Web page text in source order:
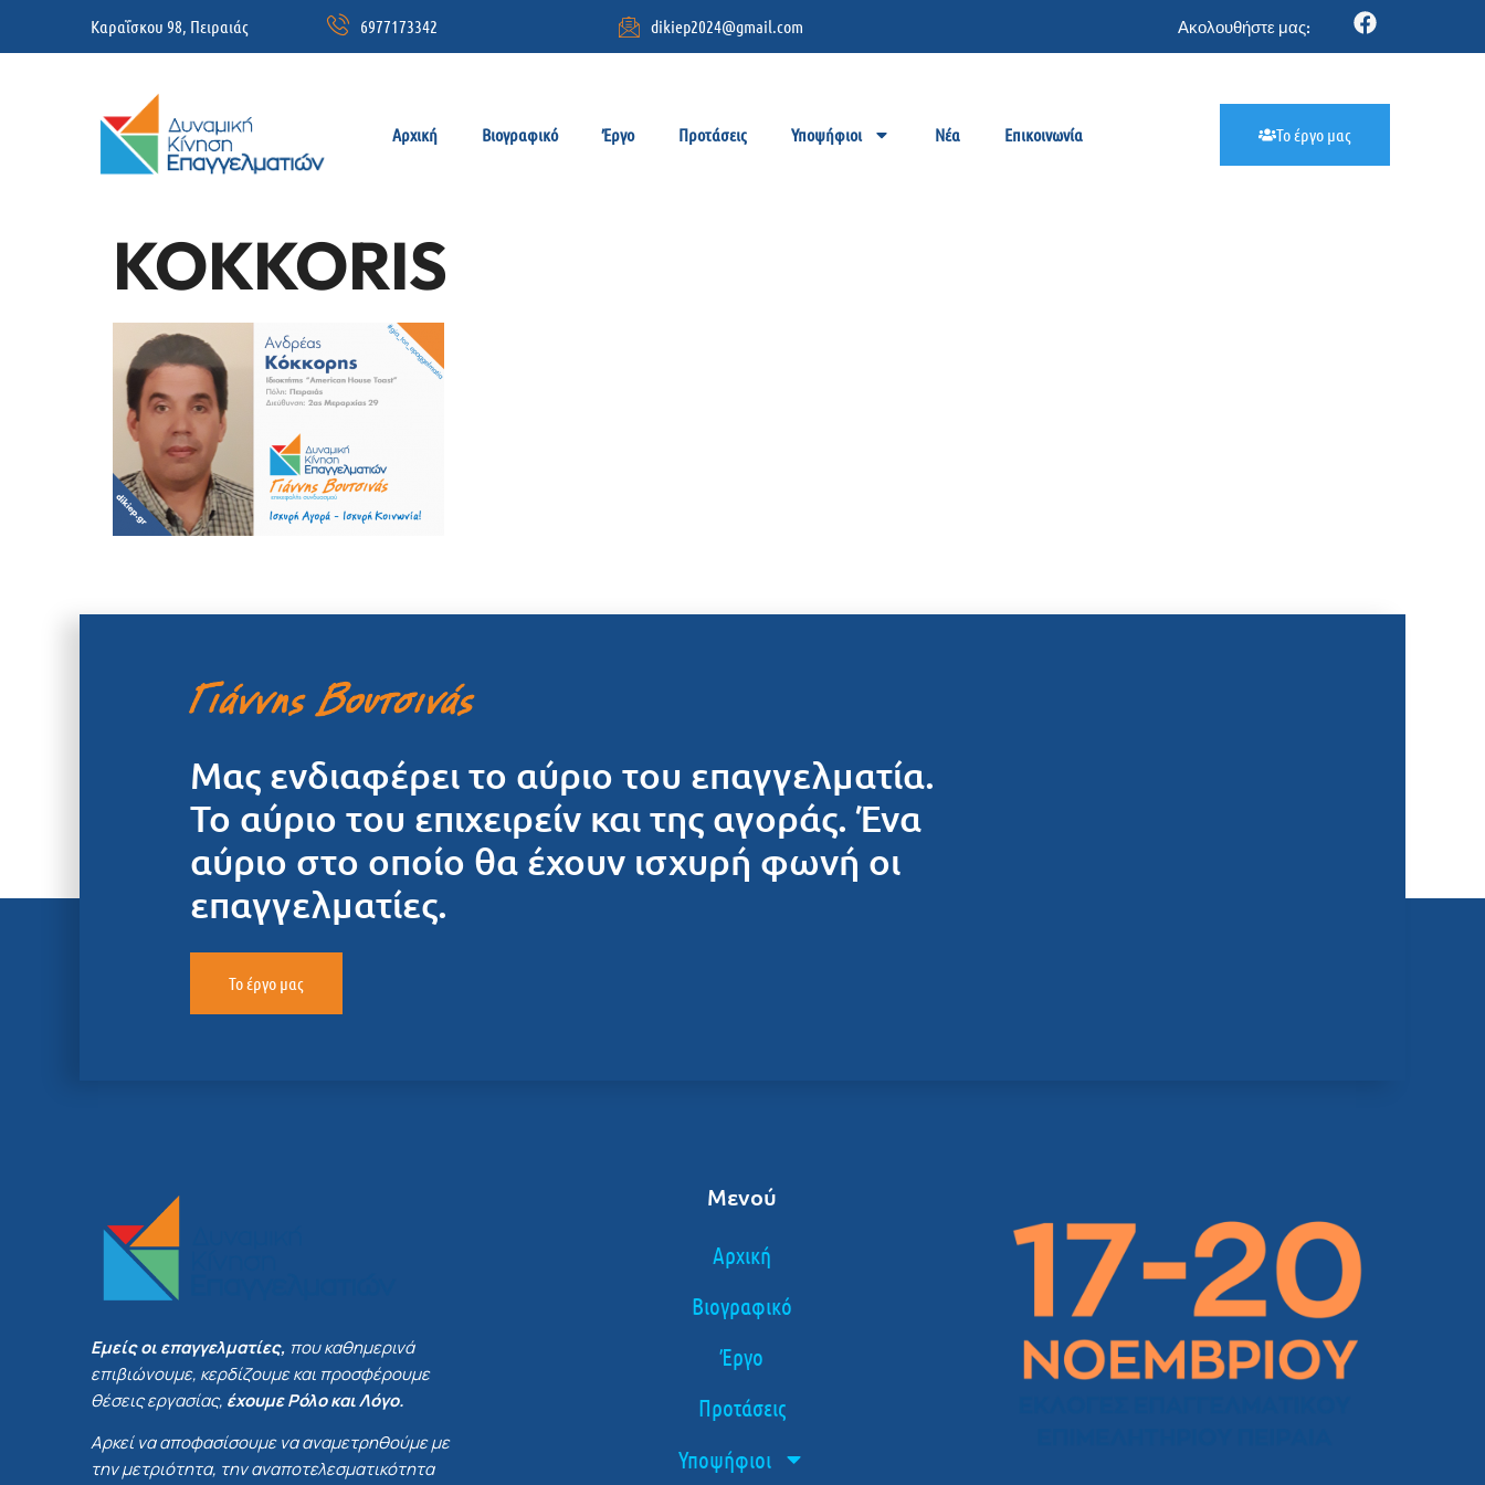
Καραΐσκου 98, Πειραιάς 6977173342 dikiep2024@gmail.com Ακολουθήστε μας:
Αρχική Βιογραφικό Έργο Προτάσεις Υποψήφιοι Νέα Επικοινωνία Το έργο μας
KOKKORIS
Μας ενδιαφέρει το αύριο του επαγγελματία.
Το αύριο του επιχειρείν και της αγοράς. Ένα
αύριο στο οποίο θα έχουν ισχυρή φωνή οι
επαγγελματίες.
Το έργο μας
Εμείς οι επαγγελματίες, που καθημερινά
επιβιώνουμε, κερδίζουμε και προσφέρουμε
θέσεις εργασίας, έχουμε Ρόλο και Λόγο.
Αρκεί να αποφασίσουμε να αναμετρηθούμε με
την μετριότητα, την αναποτελεσματικότητα
Μενού
Αρχική
Βιογραφικό
Έργο
Προτάσεις
Υποψήφιοι